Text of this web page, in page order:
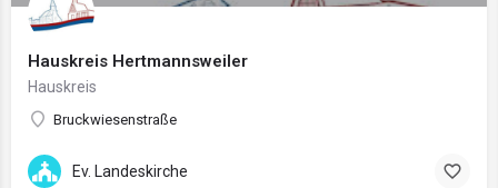
Hauskreis Hertmannsweiler
Hauskreis
Bruckwiesenstraße
Ev. Landeskirche